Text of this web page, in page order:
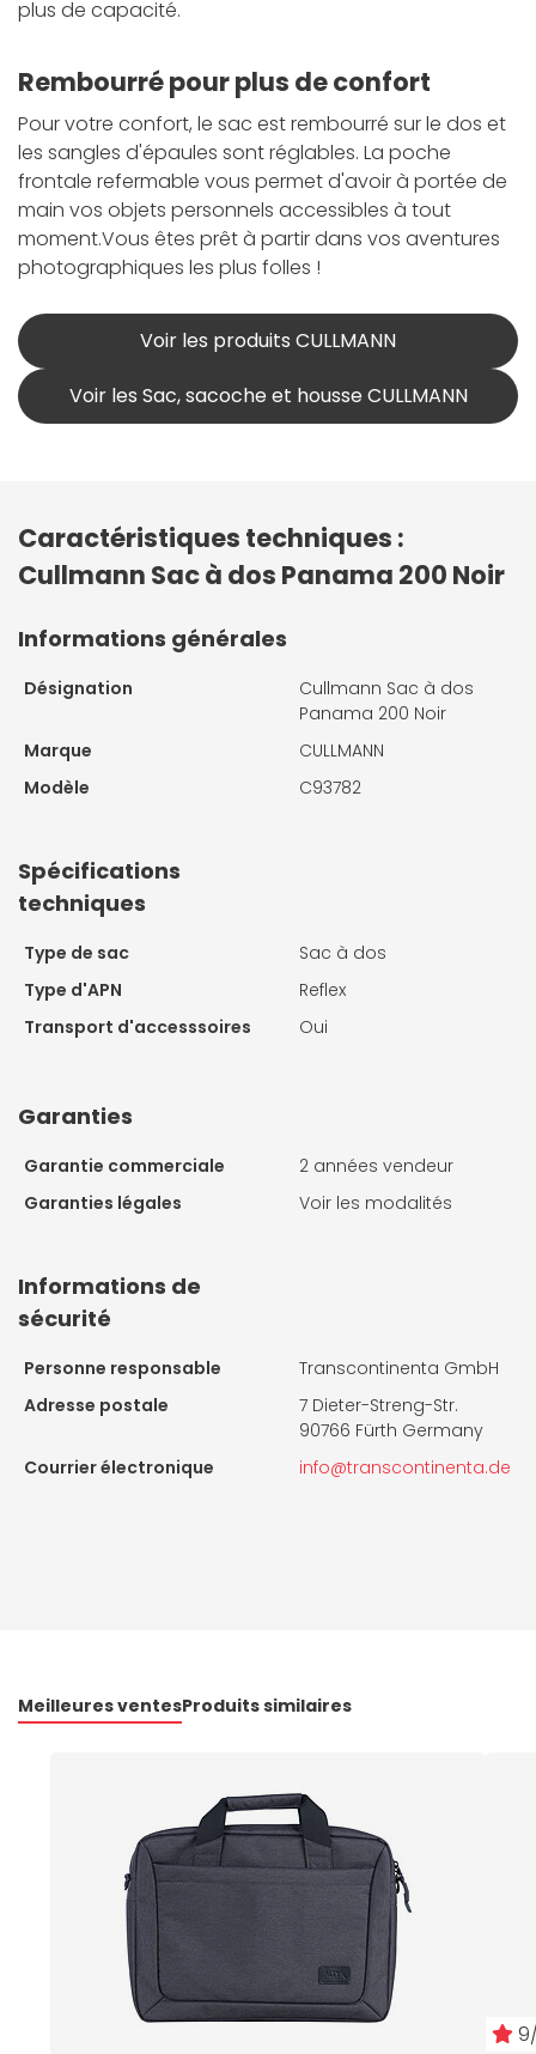
plus de capacité.
Rembourré pour plus de confort
Pour votre confort, le sac est rembourré sur le dos et
les sangles d'épaules sont réglables. La poche
frontale refermable vous permet d'avoir à portée de
main vos objets personnels accessibles à tout
moment.Vous êtes prêt à partir dans vos aventures
photographiques les plus folles !
Voir les produits CULLMANN
Voir les Sac, sacoche et housse CULLMANN
Caractéristiques techniques :
Cullmann Sac à dos Panama 200 Noir
Informations générales
Désignation
Cullmann Sac à dos
Panama 200 Noir
Marque
CULLMANN
Modèle
C93782
Spécifications
techniques
Type de sac
Sac à dos
Type d'APN
Reflex
Transport d'accesssoires
Oui
Garanties
Garantie commerciale
2 années vendeur
Garanties légales
Voir les modalités
Informations de
sécurité
Personne responsable
Transcontinenta GmbH
Adresse postale
7 Dieter-Streng-Str.
90766 Fürth Germany
Courrier électronique
info@transcontinenta.de
Meilleures ventesProduits similaires